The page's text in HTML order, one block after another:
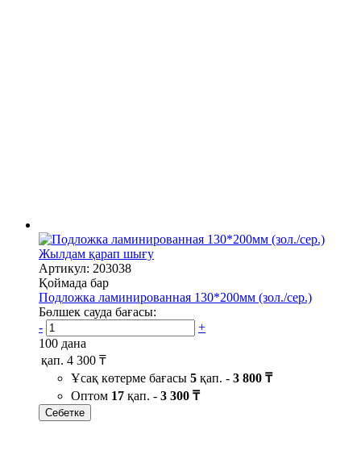
Жылдам қарап шығу
Артикул: 203038
Қоймада бар
Подложка ламинированная 130*200мм (зол./сер.)
Бөлшек сауда бағасы:
-
+
100 дана
қап. 4 300 ₸
Ұсақ көтерме бағасы 5 қап. - 3 800 ₸
Оптом 17 қап. - 3 300 ₸
Себетке